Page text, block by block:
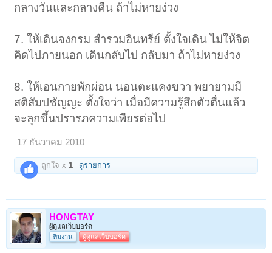
กลางวันและกลางคืน ถ้าไม่หายง่วง
7. ให้เดินจงกรม สำรวมอินทรีย์ ตั้งใจเดิน ไม่ให้จิต
คิดไปภายนอก เดินกลับไป กลับมา ถ้าไม่หายง่วง
8. ให้เอนกายพักผ่อน นอนตะแคงขวา พยายามมี
สติสัมปชัญญะ ตั้งใจว่า เมื่อมีความรู้สึกตัวตื่นแล้ว
จะลุกขึ้นปรารภความเพียรต่อไป
17 ธันวาคม 2010
ถูกใจ x 1 ดูรายการ
HONGTAY
ผู้ดูแลเว็บบอร์ด
ทีมงาน
ผู้ดูแลเว็บบอร์ด